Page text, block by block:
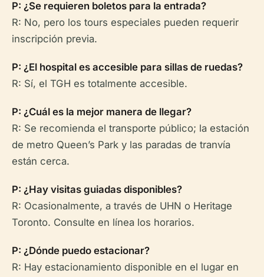
P: ¿Se requieren boletos para la entrada?
R: No, pero los tours especiales pueden requerir
inscripción previa.
P: ¿El hospital es accesible para sillas de ruedas?
R: Sí, el TGH es totalmente accesible.
P: ¿Cuál es la mejor manera de llegar?
R: Se recomienda el transporte público; la estación
de metro Queen’s Park y las paradas de tranvía
están cerca.
P: ¿Hay visitas guiadas disponibles?
R: Ocasionalmente, a través de UHN o Heritage
Toronto. Consulte en línea los horarios.
P: ¿Dónde puedo estacionar?
R: Hay estacionamiento disponible en el lugar en